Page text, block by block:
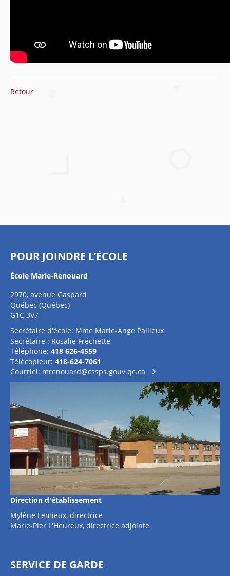
Retour
POUR JOINDRE L’ÉCOLE
École Marie-Renouard
2970, avenue Gaspard
Québec (Québec)
G1C 3V7
Secrétaire d'école: Mme Marie-Ange Pailleux
Secrétaire : Rosalie Fréchette
Téléphone: 418 626-4559
Télécopieur: 418-624-7061
Courriel: mrenouard@cssps.gouv.qc.ca
Direction d'établissement
Mylène Lemieux, directrice
Marie-Pier L'Heureux, directrice adjointe
SERVICE DE GARDE